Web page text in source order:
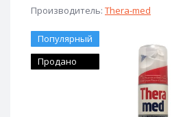
Производитель: Thera-med
Популярный
Продано